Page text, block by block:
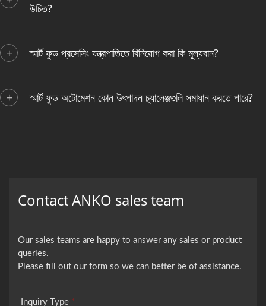
উচিত?
স্মার্ট ফুড প্রসেসিং যন্ত্রপাতিতে বিনিয়োগ করা কি মূল্যবান?
স্মার্ট ফুড অটোমেশন কোন উৎপাদন চ্যালেঞ্জগুলি সমাধান করতে পারে?